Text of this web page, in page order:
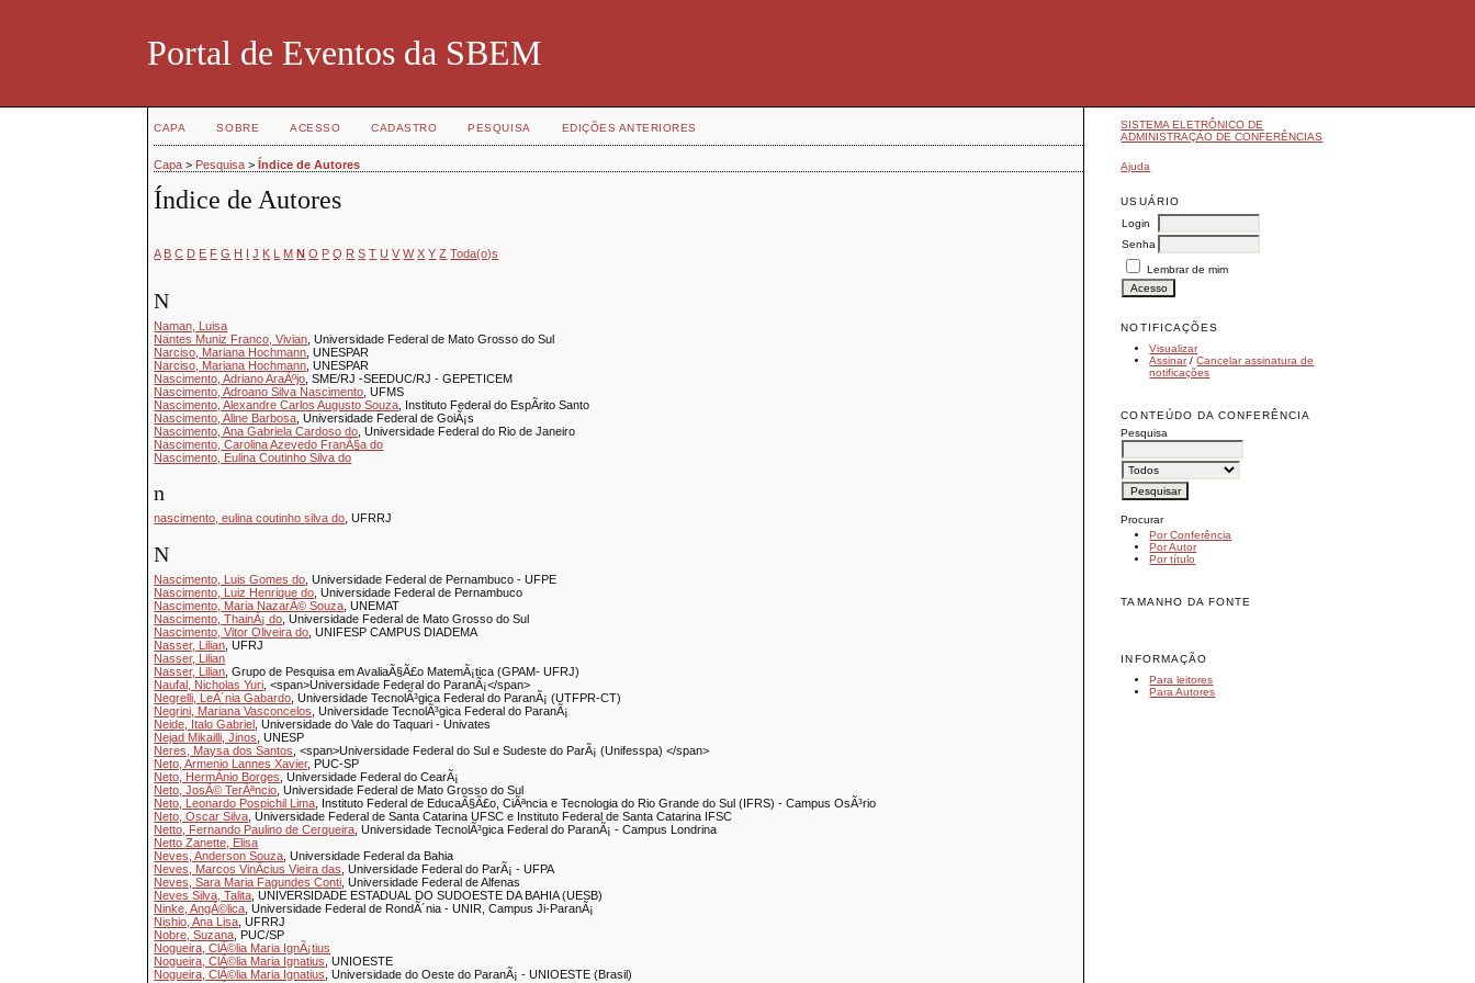
Portal de Eventos da SBEM
SISTEMA ELETRÔNICO DE
ADMINISTRAÇÃO DE CONFERÊNCIAS
Ajuda
USUÁRIO
Login
Senha
Lembrar de mim
NOTIFICAÇÕES
Visualizar
Assinar/Cancelar assinatura de
notificações
CONTEÚDO DA CONFERÊNCIA
Pesquisa
Procurar
Por Conferência
Por Autor
Por título
TAMANHO DA FONTE
INFORMAÇÃO
Para leitores
Para Autores
CAPA SOBRE ACESSO CADASTRO PESQUISA EDIÇÕES ANTERIORES
Capa > Pesquisa >Índice de Autores
Índice de Autores
A B C D E F G H I J K L M N O P Q R S T U V W X Y Z Toda(o)s
N
Naman, Luisa
Nantes Muniz Franco, Vivian , Universidade Federal de Mato Grosso do Sul
Narciso, Mariana Hochmann , UNESPAR
Narciso, Mariana Hochmann , UNESPAR
Nascimento, Adriano AraÃºjo , SME/RJ -SEEDUC/RJ - GEPETICEM
Nascimento, Adroano Silva Nascimento , UFMS
Nascimento, Alexandre Carlos Augusto Souza , Instituto Federal do EspÃ­rito Santo
Nascimento, Aline Barbosa , Universidade Federal de GoiÃ¡s
Nascimento, Ana Gabriela Cardoso do , Universidade Federal do Rio de Janeiro
Nascimento, Carolina Azevedo FranÃ§a do
Nascimento, Eulina Coutinho Silva do
n
nascimento, eulina coutinho silva do, UFRRJ
N
Nascimento, Luis Gomes do , Universidade Federal de Pernambuco - UFPE
Nascimento, Luiz Henrique do , Universidade Federal de Pernambuco
Nascimento, Maria NazarÃ© Souza , UNEMAT
Nascimento, ThainÃ¡ do , Universidade Federal de Mato Grosso do Sul
Nascimento, Vitor Oliveira do , UNIFESP CAMPUS DIADEMA
Nasser, Lilian , UFRJ
Nasser, Lilian
Nasser, Lilian , Grupo de Pesquisa em AvaliaÃ§Ã£o MatemÃ¡tica (GPAM- UFRJ)
Naufal, Nicholas Yuri , <span>Universidade Federal do ParanÃ¡</span>
Negrelli, LeÃ´nia Gabardo , Universidade TecnolÃ³gica Federal do ParanÃ¡ (UTFPR-CT)
Negrini, Mariana Vasconcelos , Universidade TecnolÃ³gica Federal do ParanÃ¡
Neide, Italo Gabriel , Universidade do Vale do Taquari - Univates
Nejad Mikailli, Jinos , UNESP
Neres, Maysa dos Santos , <span>Universidade Federal do Sul e Sudeste do ParÃ¡ (Unifesspa) </span>
Neto, Armenio Lannes Xavier, PUC-SP
Neto, HermÃ­nio Borges , Universidade Federal do CearÃ¡
Neto, JosÃ© TerÃªncio , Universidade Federal de Mato Grosso do Sul
Neto, Leonardo Pospichil Lima , Instituto Federal de EducaÃ§Ã£o, CiÃªncia e Tecnologia do Rio Grande do Sul (IFRS) - Campus OsÃ³rio
Neto, Oscar Silva , Universidade Federal de Santa Catarina UFSC e Instituto Federal de Santa Catarina IFSC
Netto, Fernando Paulino de Cerqueira , Universidade TecnolÃ³gica Federal do ParanÃ¡ - Campus Londrina
Netto Zanette, Elisa
Neves, Anderson Souza , Universidade Federal da Bahia
Neves, Marcos VinÃ­cius Vieira das , Universidade Federal do ParÃ¡ - UFPA
Neves, Sara Maria Fagundes Conti , Universidade Federal de Alfenas
Neves Silva, Talita , UNIVERSIDADE ESTADUAL DO SUDOESTE DA BAHIA (UESB)
Ninke, AngÃ©lica , Universidade Federal de RondÃ´nia - UNIR, Campus Ji-ParanÃ¡
Nishio, Ana Lisa , UFRRJ
Nobre, Suzana , PUC/SP
Nogueira, ClÃ©lia Maria IgnÃ¡tius
Nogueira, ClÃ©lia Maria Ignatius , UNIOESTE
Nogueira, ClÃ©lia Maria Ignatius , Universidade do Oeste do ParanÃ¡ - UNIOESTE (Brasil)